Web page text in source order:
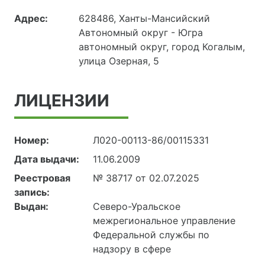
Адрес:
628486, Ханты-Мансийский
Автономный округ - Югра
автономный округ, город Когалым,
улица Озерная, 5
ЛИЦЕНЗИИ
Номер:
Л020-00113-86/00115331
Дата выдачи:
11.06.2009
Реестровая
запись:
№ 38717 от 02.07.2025
Выдан:
Северо-Уральское
межрегиональное управление
Федеральной службы по
надзору в сфере